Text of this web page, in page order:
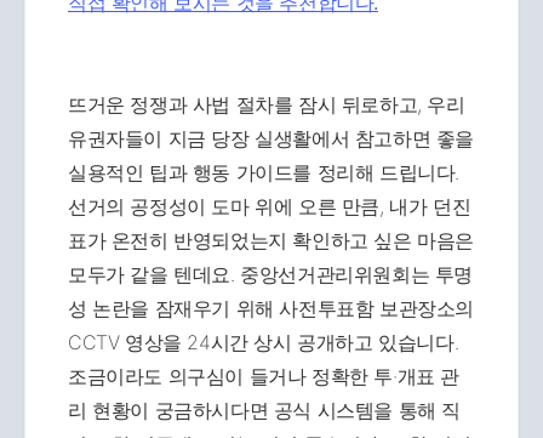
뜨거운 정쟁과 사법 절차를 잠시 뒤로하고, 우리
유권자들이 지금 당장 실생활에서 참고하면 좋을
실용적인 팁과 행동 가이드를 정리해 드립니다.
선거의 공정성이 도마 위에 오른 만큼, 내가 던진
표가 온전히 반영되었는지 확인하고 싶은 마음은
모두가 같을 텐데요. 중앙선거관리위원회는 투명
성 논란을 잠재우기 위해 사전투표함 보관장소의
CCTV 영상을 24시간 상시 공개하고 있습니다.
조금이라도 의구심이 들거나 정확한 투·개표 관
리 현황이 궁금하시다면 공식 시스템을 통해 직